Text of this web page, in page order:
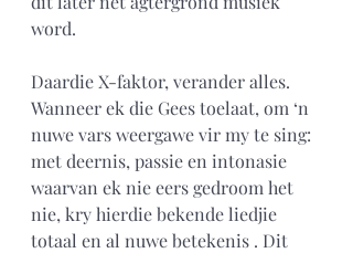
word.
Daardie X-faktor, verander alles.
Wanneer ek die Gees toelaat, om ‘n
nuwe vars weergawe vir my te sing:
met deernis, passie en intonasie
waarvan ek nie eers gedroom het
nie, kry hierdie bekende liedjie
totaal en al nuwe betekenis . Dit